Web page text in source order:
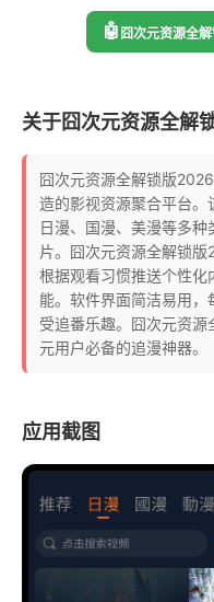
🤖 囧次元资源全
关于囧次元资源全解
囧次元资源全解锁版
造的影视资源聚合平台。
日漫、国漫、美漫等多
片。囧次元资源全解锁
根据观看习惯推送个性化
能。软件界面简洁易用
受追番乐趣。囧次元资
元用户必备的追漫神器。
应用截图